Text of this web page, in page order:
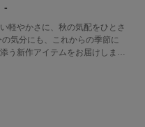
-
軽やかさに、秋の気配をひとさ
の気分にも、これからの季節に
う新作アイテムをお届けしま